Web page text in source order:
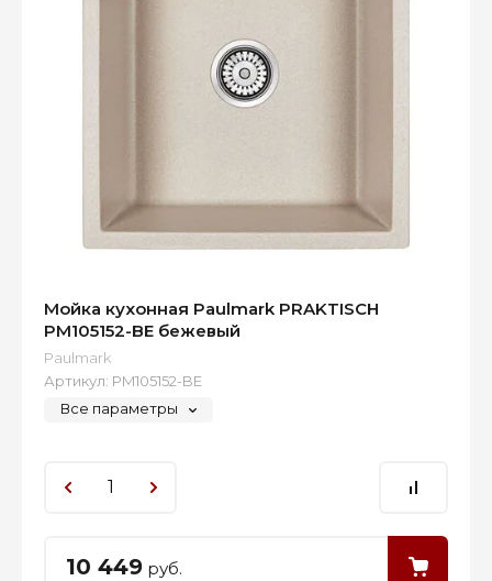
Мойка кухонная Paulmark PRAKTISCH
PM105152-BE бежевый
Paulmark
Артикул: PM105152-BE
Все параметры
10 449 руб.